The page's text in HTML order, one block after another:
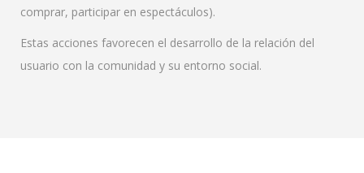
comprar, participar en espectáculos).
Estas acciones favorecen el desarrollo de la relación del
usuario con la comunidad y su entorno social.